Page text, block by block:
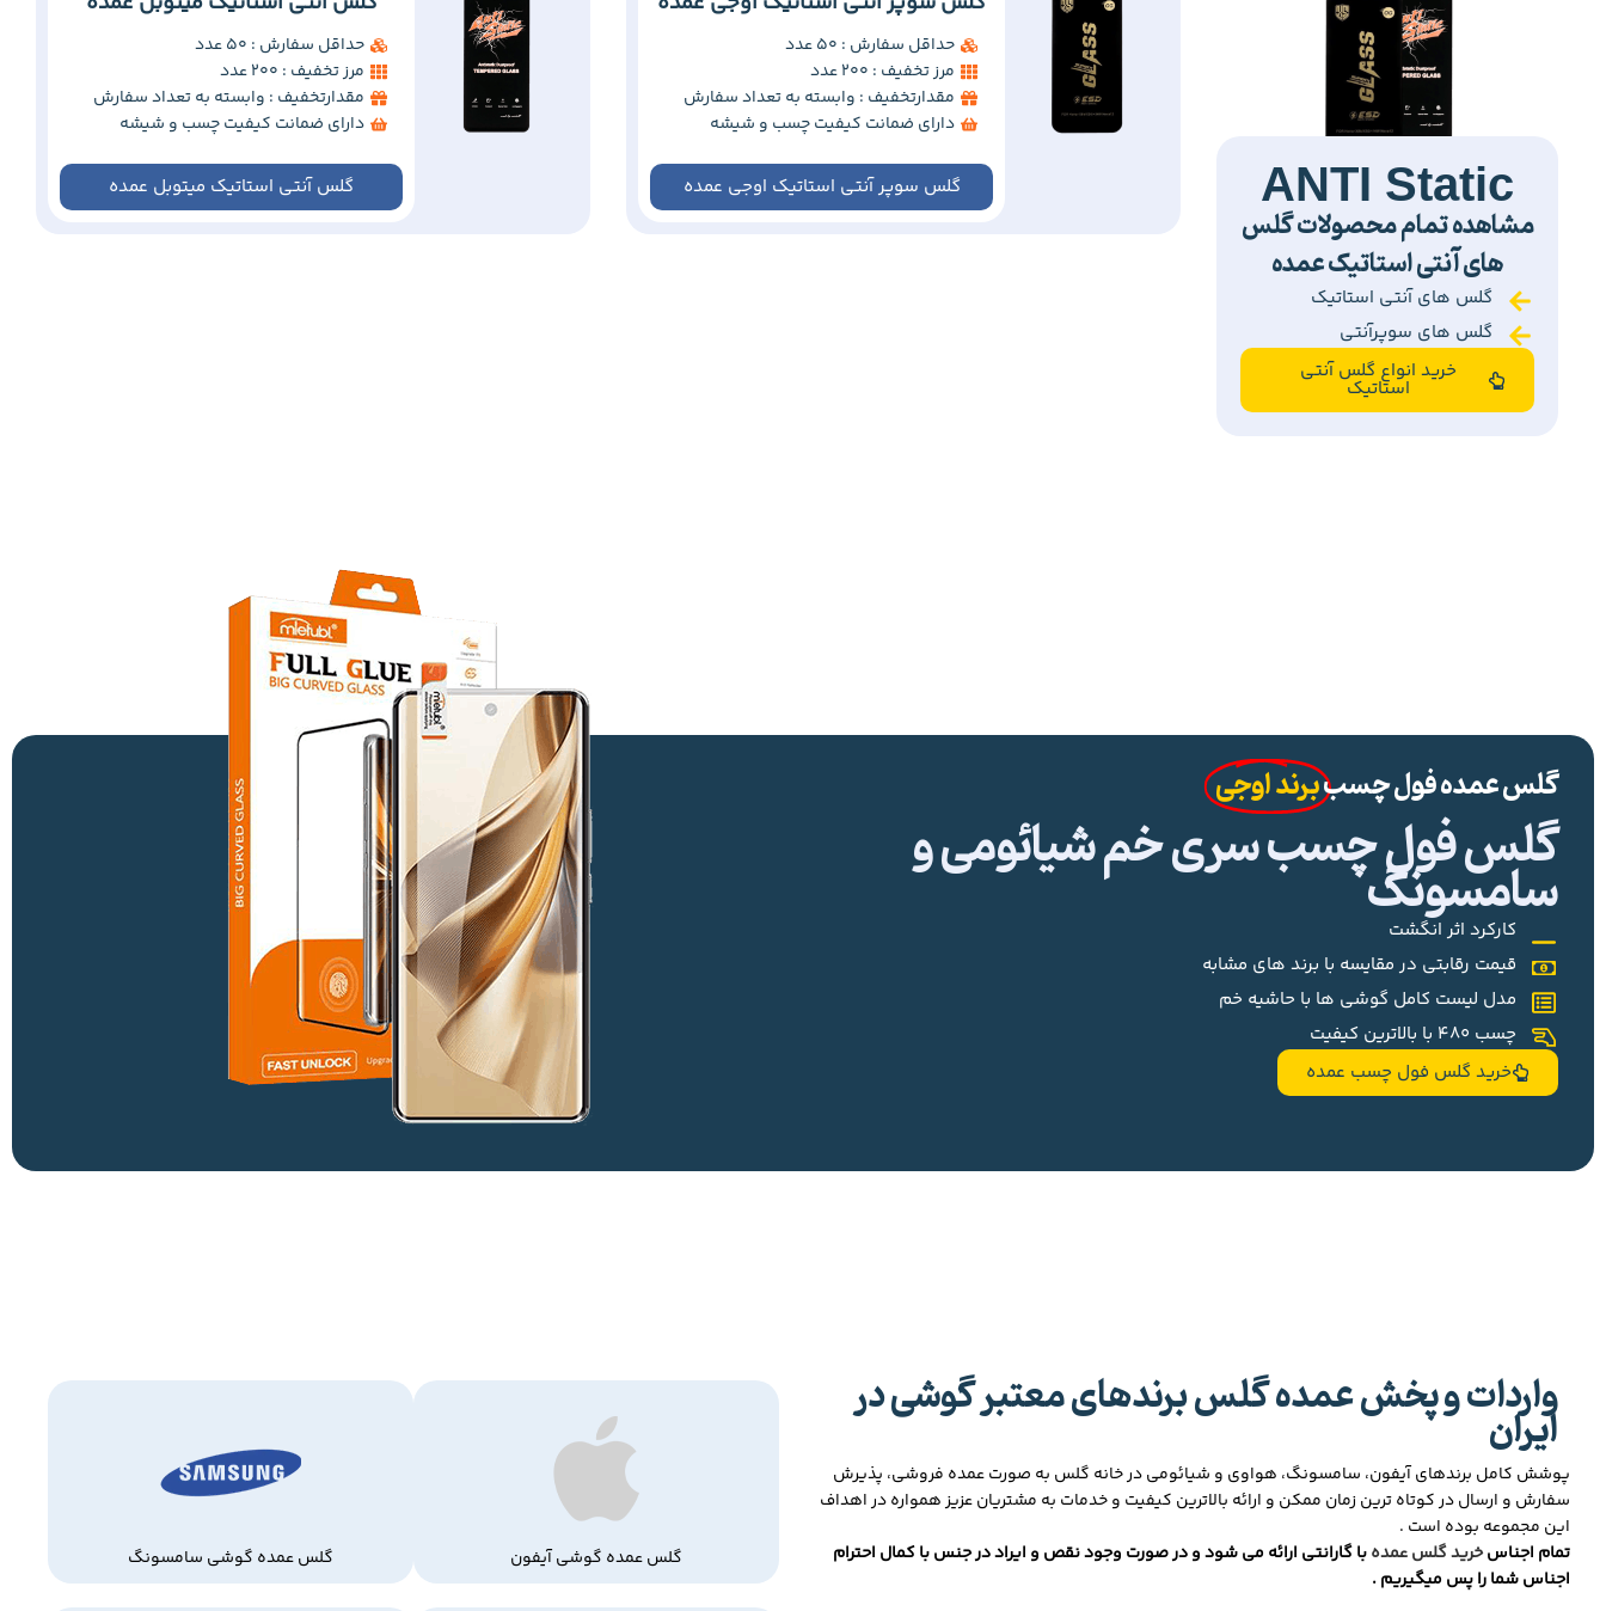
ANTI Static
مشاهده تمام محصولات گلس
های آنتی استاتیک عمده
گلس های آنتی استاتیک
گلس های سوپرآنتی
خرید انواع گلس آنتی
استاتیک
حداقل سفارش : 50 عدد
مرز تخفیف : 200 عدد
مقدارتخفیف : وابسته به تعداد سفارش
دارای ضمانت کیفیت چسب و شیشه
گلس سوپر آنتی استاتیک اوجی عمده
حداقل سفارش : 50 عدد
مرز تخفیف : 200 عدد
مقدارتخفیف : وابسته به تعداد سفارش
دارای ضمانت کیفیت چسب و شیشه
گلس آنتی استاتیک میتوبل عمده
گلس عمده فول چسببرند اوجی
گلس فول چسب سری خم شیائومی و
سامسونگ
کارکرد اثر انگشت
قیمت رقابتی در مقایسه با برند های مشابه
مدل لیست کامل گوشی ها با حاشیه خم
چسب 480 با بالاترین کیفیت
خرید گلس فول چسب عمده
واردات و پخش عمده گلس برندهای معتبر گوشی در
ایران
پوشش کامل برندهای آیفون، سامسونگ، هواوی و شیائومی در خانه گلس به صورت عمده فروشی، پذیرش
سفارش و ارسال در کوتاه ترین زمان ممکن و ارائه بالاترین کیفیت و خدمات به مشتریان عزیز همواره در اهداف
این مجموعه بوده است .
تمام اجناسخرید گلس عمدهبا گارانتی ارائه می شود و در صورت وجود نقص و ایراد در جنس با کمال احترام
اجناس شما را پس میگیریم .
گلس عمده گوشی آیفون گلس عمده گوشی سامسونگ